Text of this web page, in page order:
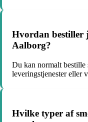
Hvordan bestiller
Aalborg?
Du kan normalt bestille
leveringstjenester eller
Hvilke typer af